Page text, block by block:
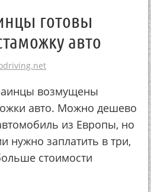
готовы
авто
возмущены
авто. Можно дешево
из Европы, но
нужно заплатить в три,
стоимости